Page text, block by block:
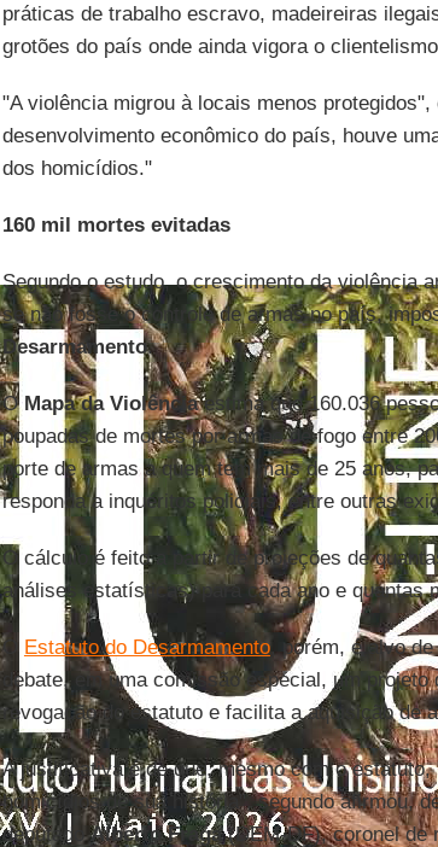
práticas de trabalho escravo, madeireiras
grotões do país onde ainda vigora o
"A violência migrou à locais menos protegidos",
desenvolvimento econômico do país, houve
dos homicídios."
160 mil mortes evitadas
Segundo o estudo, o crescimento da violência
se não fosse o controle de armas no país,
Desarmamento.
OMapa da Violênciaestima que 160.036
poupadas de mortes por armas de fogo entre
porte de armas a quem tem mais de 25 anos,
responda a inquéritos policiais, entre outras
O cálculo é feito a partir de projeções de
análises estatísticas) para cada ano e quantas
O Estatuto do Desarmamento, porém, é alvo
debate, em uma comissão especial, um projeto
revogação do estatuto e facilita a aquisição de
A justificativa é de que, mesmo com o
homicídios de sua história", segundo afirmou,
deputadoAlberto Fraga(DEM-DF), coronel de